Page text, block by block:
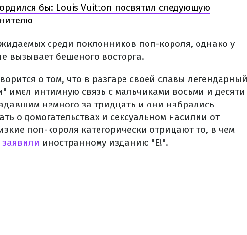
бы: Louis Vuitton посвятил следующую
среди поклонников поп-короля, однако у
вызывает бешеного восторга.
о том, что в разгаре своей славы легендарный
имел интимную связь с мальчиками восьми и десяти
немного за тридцать и они набрались
о домогательствах и сексуальном насилии от
поп-короля категорически отрицают то, в чем
заявили иностранному изданию "Е!".